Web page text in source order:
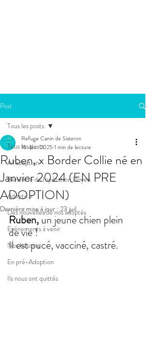
Post
Tous les posts
A l'adoption
Bénéficie de l'opération Doyen
Adopté.e
Des nouvelles de nos adoptés
Evénements à venir
Nos besoins
En pré-Adoption
Ils nous ont quittés
Tous les posts
Ruben, x Border Collie né en
Janvier 2024 (EN PRE
ADOPTION)
Refuge Canin de Sisteron
15 déc. 2025 1 min de lecture
Dernière mise à jour : 23 juil.
Ruben, un jeune chien plein
de vie !
Il est pucé, vacciné, castré.